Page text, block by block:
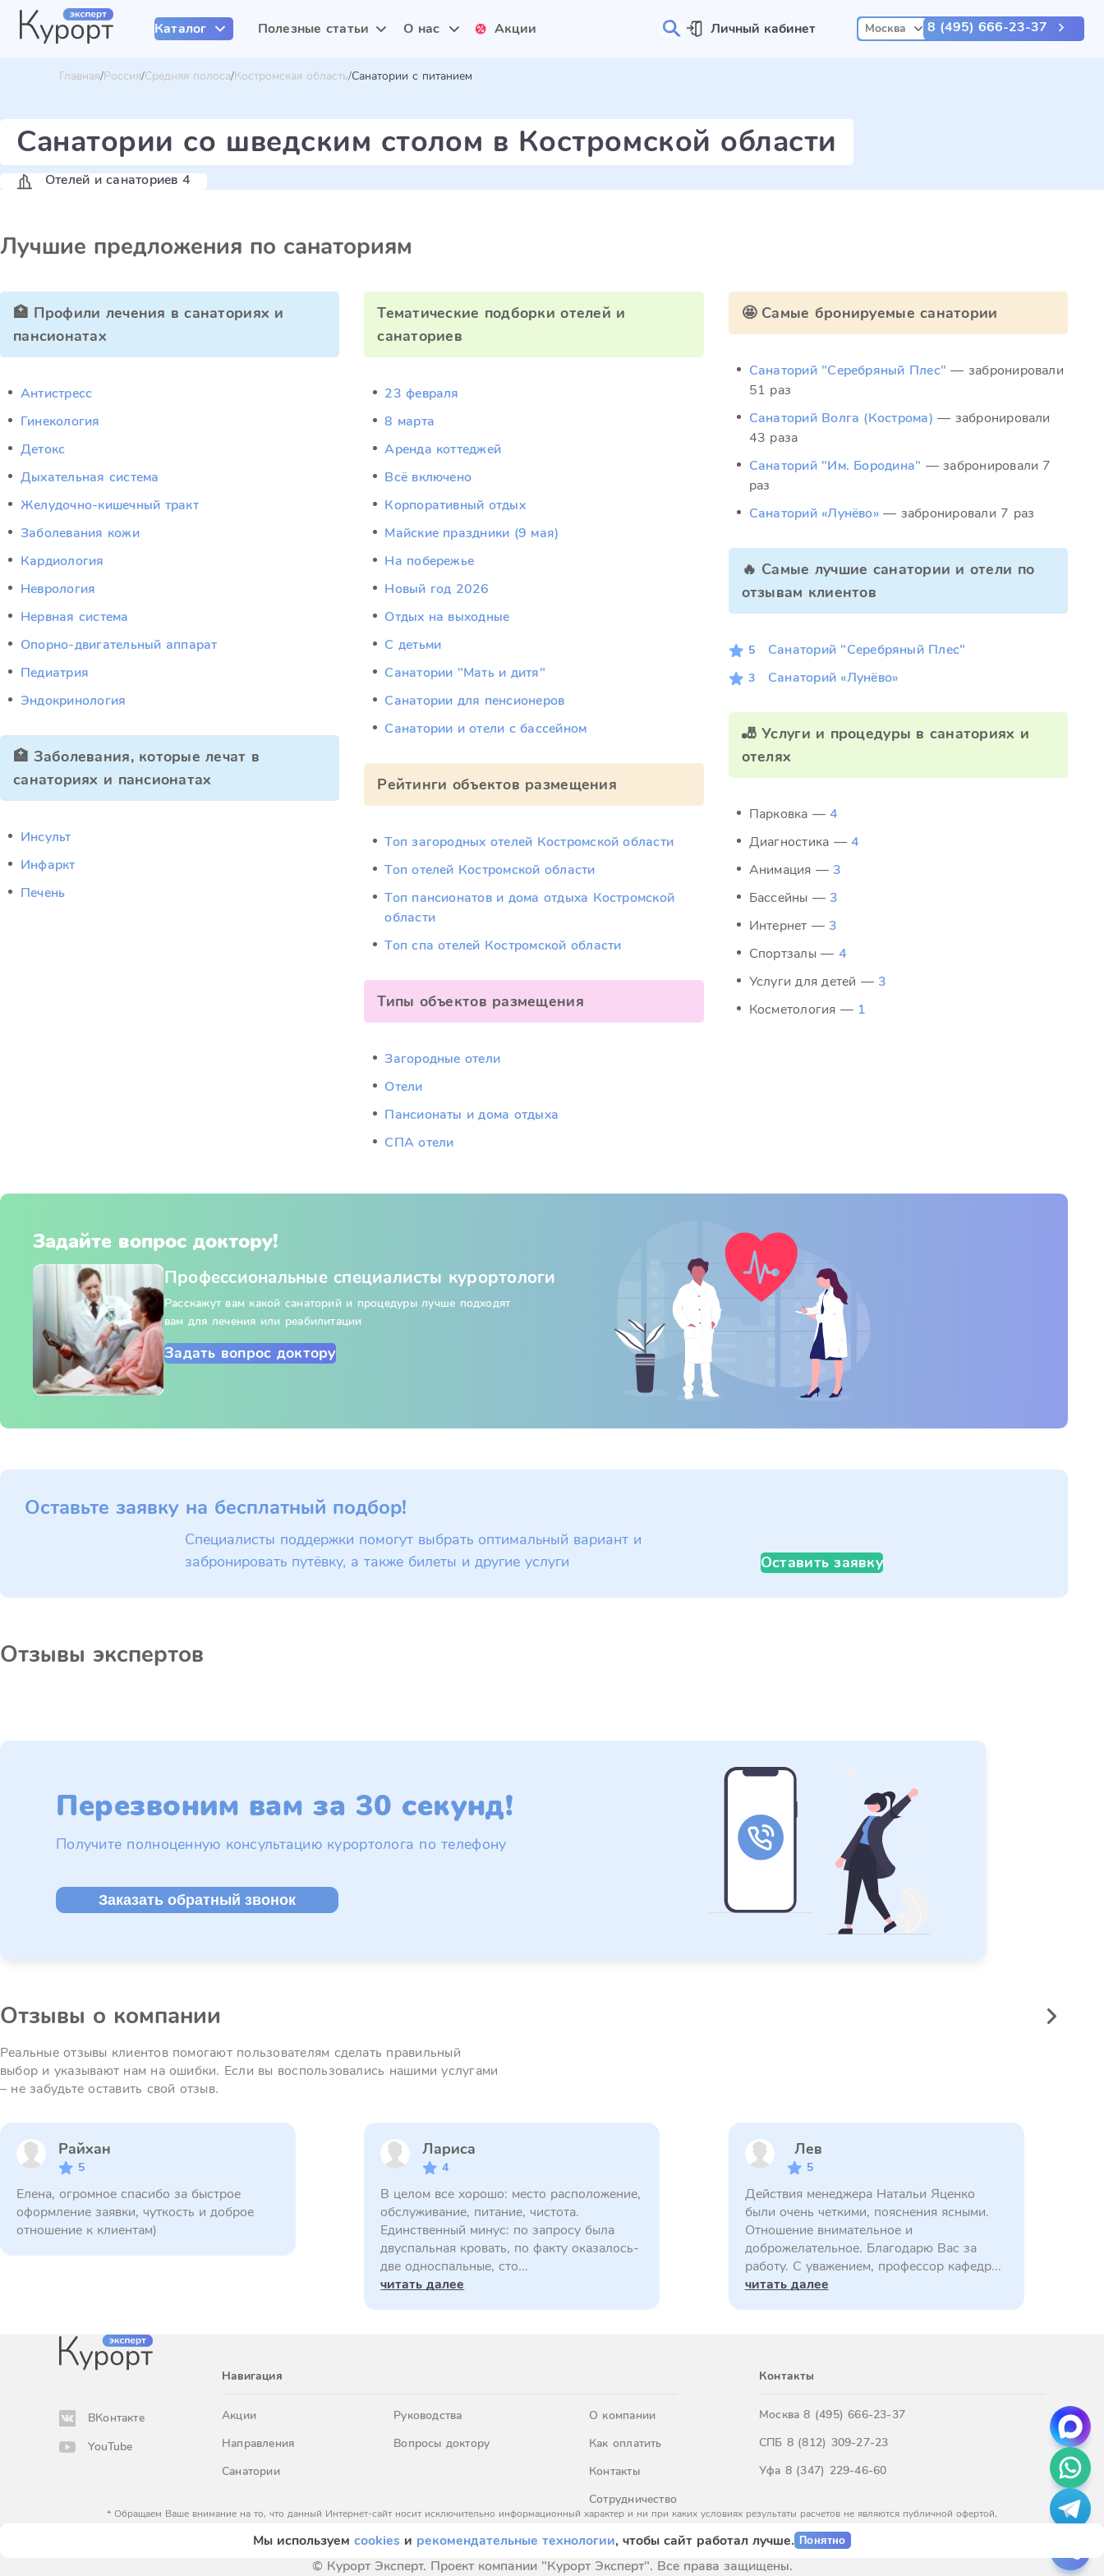
Мы используемcookies и рекомендательные технологии, чтобы сайт работал лучше. Понятно
Каталог Полезные статьи О нас Акции Личный кабинет Москва 8 (495) 666-23-37
Главная Россия Средняя полоса Костромская область Санатории с питанием
Санатории со шведским столом в Костромской области
Отелей и санаториев 4
Лучшие предложения по санаториям
🏥 Профили лечения в санаториях и
пансионатах
Антистресс
Гинекология
Детокс
Дыхательная система
Желудочно-кишечный тракт
Заболевания кожи
Кардиология
Неврология
Нервная система
Опорно-двигательный аппарат
Педиатрия
Эндокринология
🏥 Заболевания, которые лечат в
санаториях и пансионатах
Инсульт
Инфаркт
Печень
Тематические подборки отелей и
санаториев
23 февраля
8 марта
Аренда коттеджей
Всё включено
Корпоративный отдых
Майские праздники (9 мая)
На побережье
Новый год 2026
Отдых на выходные
С детьми
Санатории "Мать и дитя"
Санатории для пенсионеров
Санатории и отели с бассейном
Рейтинги объектов размещения
Топ загородных отелей Костромской области
Топ отелей Костромской области
Топ пансионатов и дома отдыха Костромской
области
Топ спа отелей Костромской области
Типы объектов размещения
Загородные отели
Отели
Пансионаты и дома отдыха
СПА отели
🤩 Самые бронируемые санатории
Санаторий "Серебряный Плес" — забронировали
51 раз
Санаторий Волга (Кострома) — забронировали
43 раза
Санаторий "Им. Бородина" — забронировали 7
раз
Санаторий «Лунёво» — забронировали 7 раз
🔥 Самые лучшие санатории и отели по
отзывам клиентов
5 Санаторий "Серебряный Плес"
3 Санаторий «Лунёво»
🎳 Услуги и процедуры в санаториях и
отелях
Парковка —4
Диагностика —4
Анимация — 3
Бассейны — 3
Интернет — 3
Спортзалы — 4
Услуги для детей — 3
Косметология — 1
Задайте вопрос доктору!
Профессиональные специалисты курортологи
Расскажут вам какой санаторий и процедуры лучше подходят
вам для лечения или реабилитации
Задать вопрос доктору
Оставьте заявку на бесплатный подбор!
Специалисты поддержки помогут выбрать оптимальный вариант и
забронировать путёвку, а также билеты и другие услуги
Оставить заявку
Отзывы экспертов
Перезвоним вам за 30 секунд!
Получите полноценную консультацию курортолога по телефону
Заказать обратный звонок
Отзывы о компании
Реальные отзывы клиентов помогают пользователям сделать правильный
выбор и указывают нам на ошибки. Если вы воспользовались нашими услугами
– не забудьте оставить свой отзыв.
Райхан
5
Елена, огромное спасибо за быстрое
оформление заявки, чуткость и доброе
отношение к клиентам)
Лариса
4
В целом все хорошо: место расположение,
обслуживание, питание, чистота.
Единственный минус: по запросу была
двуспальная кровать, по факту оказалось-
две односпальные, сто...
читать далее
Лев
5
Действия менеджера Натальи Яценко
были очень четкими, пояснения ясными.
Отношение внимательное и
доброжелательное. Благодарю Вас за
работу. С уважением, профессор кафедр...
читать далее
ВКонтакте
YouTube
Навигация
Акции
Направления
Санатории
Руководства
Вопросы доктору
О компании
Как оплатить
Контакты
Сотрудничество
Контакты
Москва8 (495) 666-23-37
СПБ 8 (812) 309-27-23
Уфа 8 (347) 229-46-60
* Обращаем Ваше внимание на то, что данный Интернет-сайт носит исключительно информационный характер и ни при каких условиях результаты расчетов не являются публичной офертой,
© Курорт Эксперт. Проект компании "Курорт Эксперт". Все права защищены.